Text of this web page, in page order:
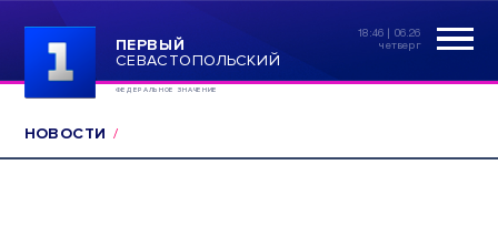
ПЕРВЫЙ
СЕВАСТОПОЛЬСКИЙ
ФЕДЕРАЛЬНОЕ ЗНАЧЕНИЕ
18:46 | 06.26
четверг
НОВОСТИ